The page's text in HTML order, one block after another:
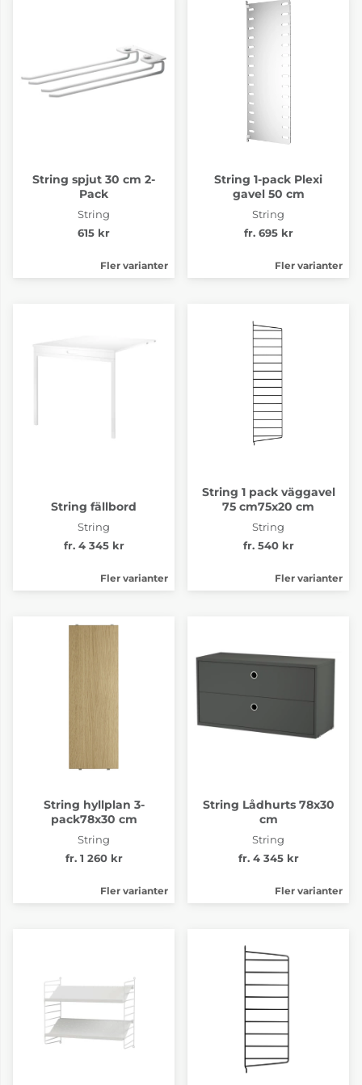
String spjut 30 cm 2-
Pack
String
615 kr
Fler varianter
String 1-pack Plexi
gavel 50 cm
String
fr. 695 kr
Fler varianter
String fällbord
String
fr. 4 345 kr
Fler varianter
String 1 pack väggavel
75 cm75x20 cm
String
fr. 540 kr
Fler varianter
String hyllplan 3-
pack78x30 cm
String
fr. 1 260 kr
Fler varianter
String Lådhurts 78x30
cm
String
fr. 4 345 kr
Fler varianter